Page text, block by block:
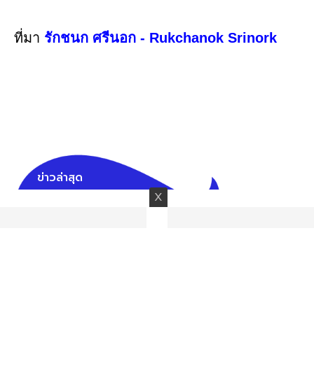
ที่มา รักชนก ศรีนอก - Rukchanok Srinork
ข่าวล่าสุด